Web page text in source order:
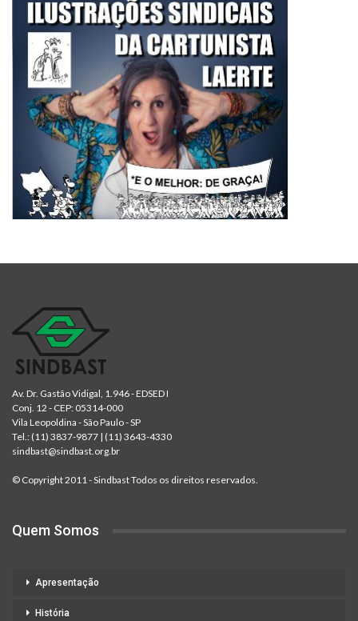
Av. Dr. Gastão Vidigal, 1.946 - EDSED I
Conj. 12 - CEP: 05314-000
Vila Leopoldina - São Paulo - SP
Tel.: (11) 3837-9877 | (11) 3643-4330
sindbast@sindbast.org.br
© Copyright 2011 - Sindbast Todos os direitos reservados.
Quem Somos
Apresentação
História